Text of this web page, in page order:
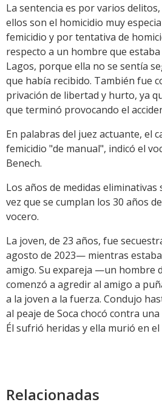
La sentencia es por varios
ellos son el homicidio muy
femicidio y por tentativa de
respecto a un hombre que
Lagos, porque ella no se sentía
que había recibido. También fue
privación de libertad y hurto, ya
que terminó provocando el
En palabras del juez actuante, el
femicidio "de manual", indicó el
Benech.
Los años de medidas
vez que se cumplan los 30 años
vocero.
La joven, de 23 años, fue
agosto de 2023— mientras
amigo. Su expareja —un hombre
comenzó a agredir al amigo a
a la joven a la fuerza. Condujo
al peaje de Soca chocó contra
Él sufrió heridas y ella murió en el
Relacionadas